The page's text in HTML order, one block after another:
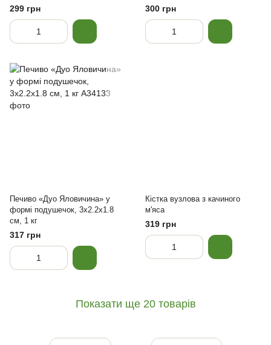
299 грн 300 грн
Печиво «Дуо Яловичина» у
формі подушечок, 3x2.2x1.8
см, 1 кг
317 грн
Кістка вузлова з качиного
м'яса
319 грн
Показати ще 20 товарів